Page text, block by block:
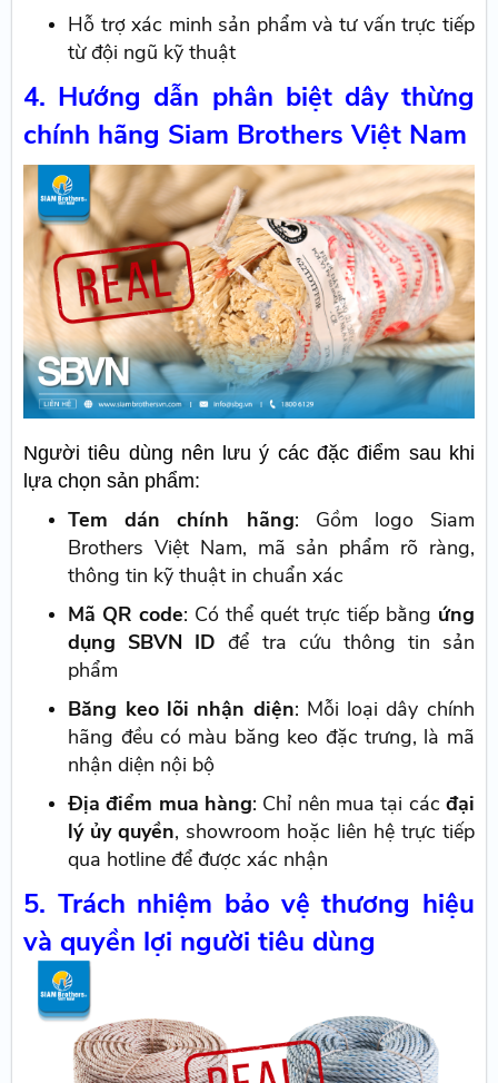
Hỗ trợ xác minh sản phẩm và tư vấn trực tiếp
từ đội ngũ kỹ thuật
4. Hướng dẫn phân biệt dây thừng
chính hãng Siam Brothers Việt Nam
Người tiêu dùng nên lưu ý các đặc điểm sau khi
lựa chọn sản phẩm:
Tem dán chính hãng: Gồm logo Siam
Brothers Việt Nam, mã sản phẩm rõ ràng,
thông tin kỹ thuật in chuẩn xác
Mã QR code: Có thể quét trực tiếp bằng ứng
dụng SBVN ID để tra cứu thông tin sản
phẩm
Băng keo lõi nhận diện: Mỗi loại dây chính
hãng đều có màu băng keo đặc trưng, là mã
nhận diện nội bộ
Địa điểm mua hàng: Chỉ nên mua tại các đại
lý ủy quyền, showroom hoặc liên hệ trực tiếp
qua hotline để được xác nhận
5. Trách nhiệm bảo vệ thương hiệu
và quyền lợi người tiêu dùng